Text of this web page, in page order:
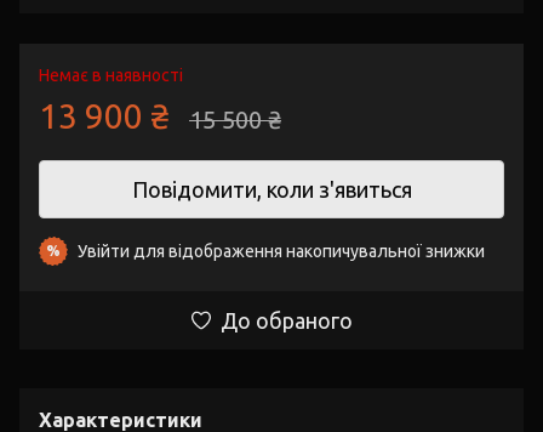
Немає в наявності
13 900 ₴ 15 500 ₴
Повідомити, коли з'явиться
% Увійти для відображення накопичувальної знижки
До обраного
Характеристики